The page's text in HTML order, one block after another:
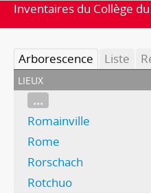
Inventaires du Collège
Arborescence Liste
lieux
...
Romainville
Rome
Rorschach
Rotchuo